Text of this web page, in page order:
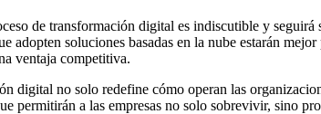
de transformación digital es indiscutible y
adopten soluciones basadas en la nube estarán
ventaja competitiva.
digital no solo redefine cómo operan las
permitirán a las empresas no solo sobrevivir, sino